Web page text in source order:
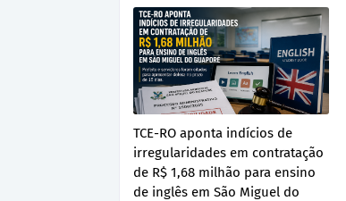
TCE-RO aponta indícios de
irregularidades em contratação
de R$ 1,68 milhão para ensino
de inglês em São Miguel do